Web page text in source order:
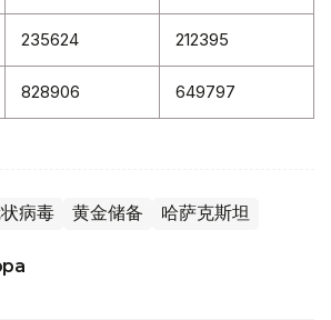
235624 212395
828906 649797
病毒 黄金储备 哈萨克斯坦